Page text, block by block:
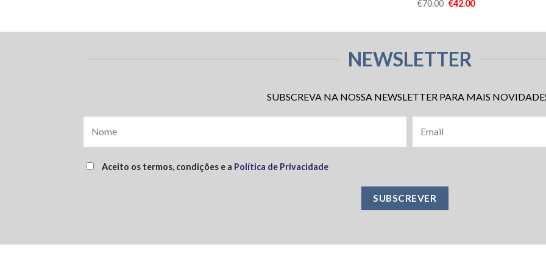
€70.00 €42.00
NEWSLETTER
SUBSCREVA NA NOSSA NEWSLETTER PARA MAIS
Aceito os termos, condições e a Política de Privacidade